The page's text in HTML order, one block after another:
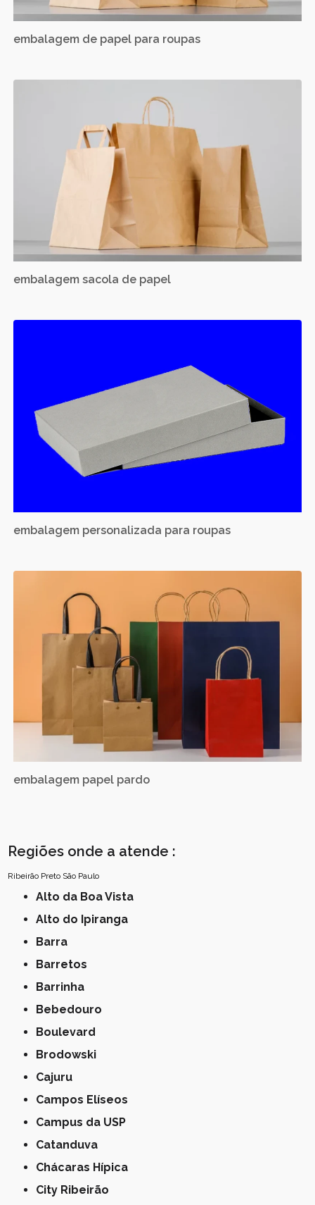
embalagem de papel para roupas
embalagem sacola de papel
embalagem personalizada para roupas
embalagem papel pardo
Regiões onde a atende :
Ribeirão Preto São Paulo
Alto da Boa Vista
Alto do Ipiranga
Barra
Barretos
Barrinha
Bebedouro
Boulevard
Brodowski
Cajuru
Campos Elíseos
Campus da USP
Catanduva
Chácaras Hípica
City Ribeirão